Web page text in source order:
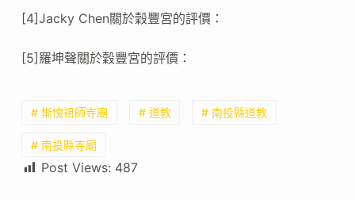
[4]Jacky Chen關於穀豐宮的評價：
[5]羅坤聲關於穀豐宮的評價：
# 慚愧祖師寺廟 # 道教 # 南投縣道教
# 南投縣寺廟
Post Views: 487